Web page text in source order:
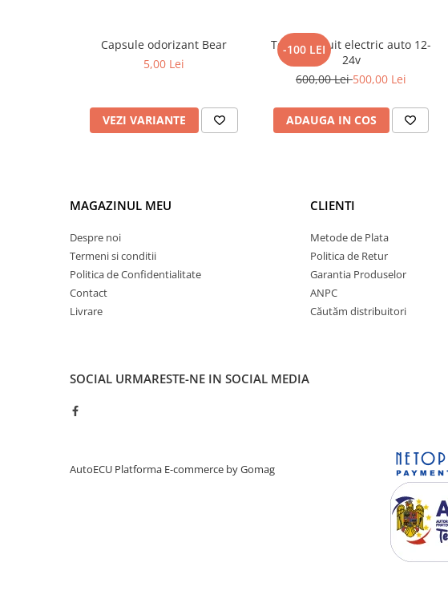
Capsule odorizant Bear
5,00 Lei
VEZI VARIANTE
-100 LEI
Tester circuit electric auto 12-
24v
600,00 Lei500,00 Lei
ADAUGA IN COS
MAGAZINUL MEU
Despre noi
Termeni si conditii
Politica de Confidentialitate
Contact
Livrare
CLIENTI
Metode de Plata
Politica de Retur
Garantia Produselor
ANPC
Căutăm distribuitori
SOCIAL URMARESTE-NE IN SOCIAL MEDIA
AutoECU Platforma E-commerce by Gomag